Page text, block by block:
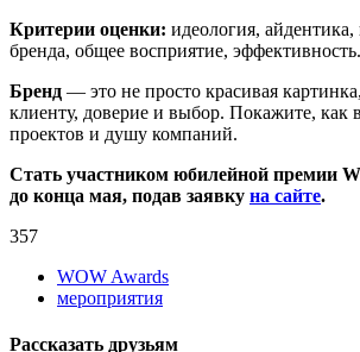
Критерии оценки: идеология, айдентика,
бренда, общее восприятие, эффективность.
Бренд — это не просто красивая
клиенту, доверие и выбор. Покажите, как
проектов и душу компаний.
Стать участником юбилейной премии
до конца мая, подав заявку на сайте.
357
WOW Awards
мероприятия
Рассказать друзьям